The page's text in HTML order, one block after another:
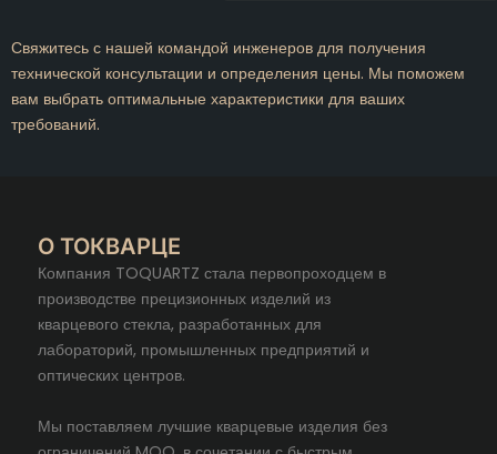
Свяжитесь с нашей командой инженеров для получения
технической консультации и определения цены. Мы поможем
вам выбрать оптимальные характеристики для ваших
требований.
О ТОКВАРЦЕ
Компания TOQUARTZ стала первопроходцем в
производстве прецизионных изделий из
кварцевого стекла, разработанных для
лабораторий, промышленных предприятий и
оптических центров.
Мы поставляем лучшие кварцевые изделия без